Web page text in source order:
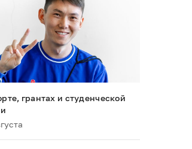
грантах и студенческой